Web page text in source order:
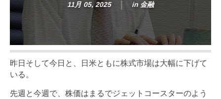
11月 05, 2025 in 金融
昨日そして今日と、日米ともに株式市場は大幅に下げて
いる。
先週と今週で、株価はまるでジェットコースターのよう